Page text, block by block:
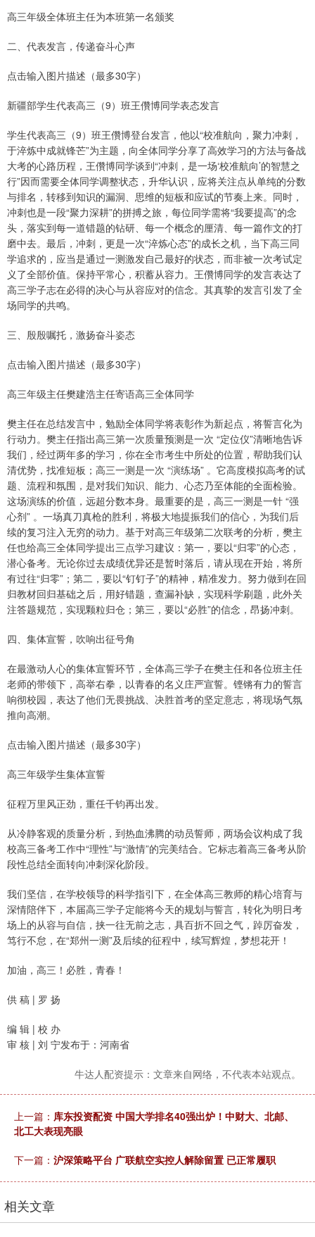
高三年级全体班主任为本班第一名颁奖
二、代表发言，传递奋斗心声
点击输入图片描述（最多30字）
新疆部学生代表高三（9）班王儹博同学表态发言
学生代表高三（9）班王儹博登台发言，他以“校准航向，聚力冲刺，
于淬炼中成就锋芒”为主题，向全体同学分享了高效学习的方法与备战
大考的心路历程，王儹博同学谈到“冲刺，是一场‘校准航向’的智慧之
行”因而需要全体同学调整状态，升华认识，应将关注点从单纯的分数
与排名，转移到知识的漏洞、思维的短板和应试的节奏上来。同时，
冲刺也是一段“聚力深耕”的拼搏之旅，每位同学需将“我要提高”的念
头，落实到每一道错题的钻研、每一个概念的厘清、每一篇作文的打
磨中去。最后，冲刺，更是一次“淬炼心态”的成长之机，当下高三同
学追求的，应当是通过一测激发自己最好的状态，而非被一次考试定
义了全部价值。保持平常心，积蓄从容力。王儹博同学的发言表达了
高三学子志在必得的决心与从容应对的信念。其真挚的发言引发了全
场同学的共鸣。
三、殷殷嘱托，激扬奋斗姿态
点击输入图片描述（最多30字）
高三年级主任樊建浩主任寄语高三全体同学
樊主任在总结发言中，勉励全体同学将表彰作为新起点，将誓言化为
行动力。樊主任指出高三第一次质量预测是一次 “定位仪”清晰地告诉
我们，经过两年多的学习，你在全市考生中所处的位置，帮助我们认
清优势，找准短板；高三一测是一次 “演练场” 。它高度模拟高考的试
题、流程和氛围，是对我们知识、能力、心态乃至体能的全面检验。
这场演练的价值，远超分数本身。最重要的是，高三一测是一针 “强
心剂” 。一场真刀真枪的胜利，将极大地提振我们的信心，为我们后
续的复习注入无穷的动力。基于对高三年级第二次联考的分析，樊主
任也给高三全体同学提出三点学习建议：第一，要以“归零”的心态，
潜心备考。无论你过去成绩优异还是暂时落后，请从现在开始，将所
有过往“归零”；第二，要以“钉钉子”的精神，精准发力。努力做到在回
归教材回归基础之后，用好错题，查漏补缺，实现科学刷题，此外关
注答题规范，实现颗粒归仓；第三，要以“必胜”的信念，昂扬冲刺。
四、集体宣誓，吹响出征号角
在最激动人心的集体宣誓环节，全体高三学子在樊主任和各位班主任
老师的带领下，高举右拳，以青春的名义庄严宣誓。铿锵有力的誓言
响彻校园，表达了他们无畏挑战、决胜首考的坚定意志，将现场气氛
推向高潮。
点击输入图片描述（最多30字）
高三年级学生集体宣誓
征程万里风正劲，重任千钧再出发。
从冷静客观的质量分析，到热血沸腾的动员誓师，两场会议构成了我
校高三备考工作中“理性”与“激情”的完美结合。它标志着高三备考从阶
段性总结全面转向冲刺深化阶段。
我们坚信，在学校领导的科学指引下，在全体高三教师的精心培育与
深情陪伴下，本届高三学子定能将今天的规划与誓言，转化为明日考
场上的从容与自信，挟一往无前之志，具百折不回之气，踔厉奋发，
笃行不怠，在“郑州一测”及后续的征程中，续写辉煌，梦想花开！
加油，高三！必胜，青春！
供 稿 | 罗 扬
编 辑 | 校 办
审 核 | 刘 宁发布于：河南省
牛达人配资提示：文章来自网络，不代表本站观点。
上一篇： 库东投资配资 中国大学排名40强出炉！中财大、北邮、
北工大表现亮眼
下一篇： 沪深策略平台 广联航空实控人解除留置 已正常履职
相关文章